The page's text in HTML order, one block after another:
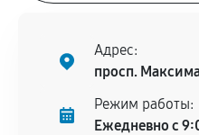
Адрес:
просп. Максима
Режим работы:
Ежедневно с